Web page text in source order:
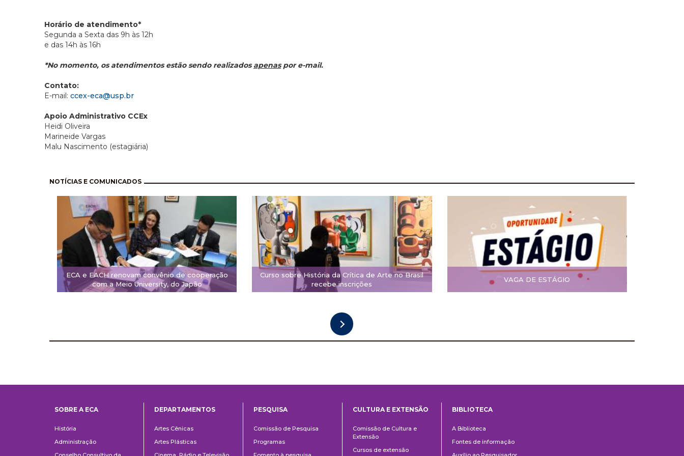
Horário de atendimento*
Segunda a Sexta das 9h às 12h
e das 14h às 16h
*No momento, os atendimentos estão sendo realizadosapenaspor e-mail.
Contato:
E-mail: ccex-eca@usp.br
Apoio Administrativo CCEx
Heidi Oliveira
Marineide Vargas
Malu Nascimento (estagiária)
NOTÍCIAS E COMUNICADOS
ECA e EACH renovam convênio de cooperação
com a Meio University, do Japão
Curso sobre História da Crítica de Arte no Brasil
recebe inscrições
VAGA DE ESTÁGIO
Paginación
SOBRE A ECA
História
Administração
DEPARTAMENTOS
Artes Cênicas
Artes Plásticas
PESQUISA
Comissão de Pesquisa
Programas
e
Extensão
CULTURA E EXTENSÃO
Comissão de Cultura e
Extensão
Cursos de extensão
BIBLIOTECA
A Biblioteca
Fontes de informação